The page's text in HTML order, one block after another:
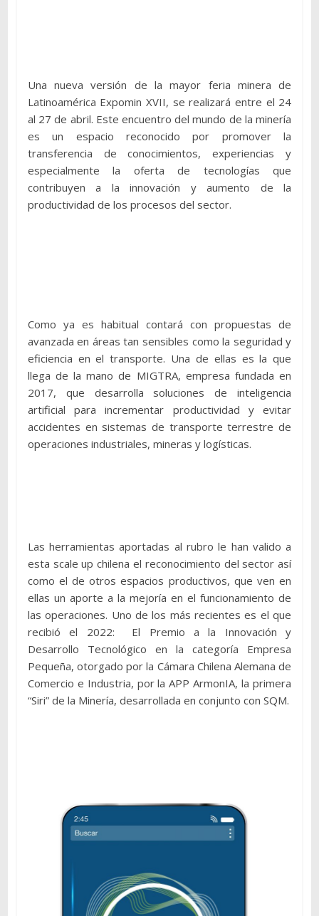
Una nueva versión de la mayor feria minera de
Latinoamérica Expomin XVII, se realizará entre el 24
al 27 de abril. Este encuentro del mundo de la minería
es un espacio reconocido por promover la
transferencia de conocimientos, experiencias y
especialmente la oferta de tecnologías que
contribuyen a la innovación y aumento de la
productividad de los procesos del sector.
Como ya es habitual contará con propuestas de
avanzada en áreas tan sensibles como la seguridad y
eficiencia en el transporte. Una de ellas es la que
llega de la mano de MIGTRA, empresa fundada en
2017, que desarrolla soluciones de inteligencia
artificial para incrementar productividad y evitar
accidentes en sistemas de transporte terrestre de
operaciones industriales, mineras y logísticas.
Las herramientas aportadas al rubro le han valido a
esta scale up chilena el reconocimiento del sector así
como el de otros espacios productivos, que ven en
ellas un aporte a la mejoría en el funcionamiento de
las operaciones. Uno de los más recientes es el que
recibió el 2022: El Premio a la Innovación y
Desarrollo Tecnológico en la categoría Empresa
Pequeña, otorgado por la Cámara Chilena Alemana de
Comercio e Industria, por la APP ArmonIA, la primera
“Siri” de la Minería, desarrollada en conjunto con SQM.